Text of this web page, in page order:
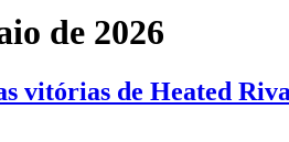
de 2026
vitórias de Heated